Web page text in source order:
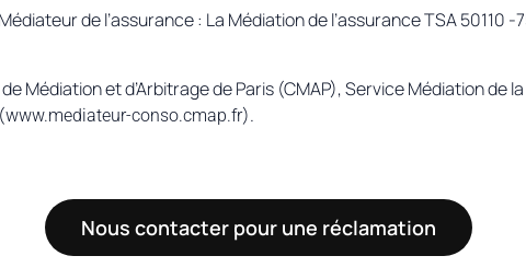
de l’assurance : La Médiation de l’assurance TSA 50110 -
Médiation et d’Arbitrage de Paris (CMAP), Service Médiation de
www.mediateur-conso.cmap.fr).
Nous contacter pour une réclamation